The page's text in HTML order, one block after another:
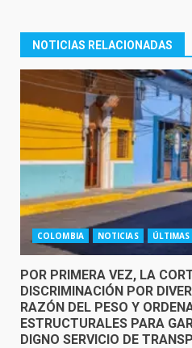
NOTICIAS RELACIONADAS
COLOMBIA NOTICIAS
POR PRIMERA VEZ, LA
DISCRIMINACIÓN POR
RAZÓN DEL PESO Y
ESTRUCTURALES PARA
DIGNO SERVICIO DE